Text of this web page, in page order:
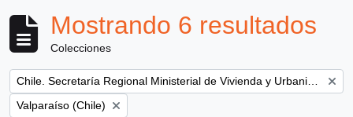
Mostrando 6 resultados
Colecciones
Remove filter:
Remove filter:
Valparaíso (Chile)